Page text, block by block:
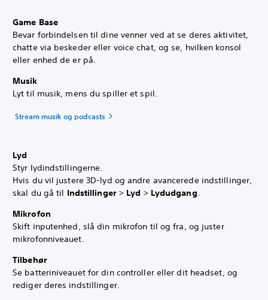
Game Base
Bevar forbindelsen til dine venner ved at se deres aktivitet,
chatte via beskeder eller voice chat, og se, hvilken konsol
eller enhed de er på.
Musik
Lyt til musik, mens du spiller et spil.
Stream musik og podcasts
Lyd
Styr lydindstillingerne.
Hvis du vil justere 3D-lyd og andre avancerede indstillinger,
skal du gå til Indstillinger> Lyd > Lydudgang.
Mikrofon
Skift inputenhed, slå din mikrofon til og fra, og juster
mikrofonniveauet.
Tilbehør
Se batteriniveauet for din controller eller dit headset, og
rediger deres indstillinger.